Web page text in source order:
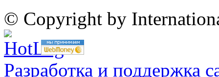
© Copyright by
Разработка и поддержка